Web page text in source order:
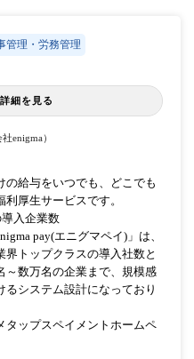
管理・労務管理
詳細を見る
社enigma）
の給与をいつでも、どこでも
厚生サービスです。
入企業数
pay(エニグマペイ)」は、
界トップクラスの導入社数と
～数万名の企業まで、規模感
るシステム設計になっており
タップスペイメントホームペ